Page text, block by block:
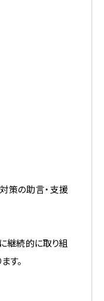
策の助言・支援
継続的に取り組
す。